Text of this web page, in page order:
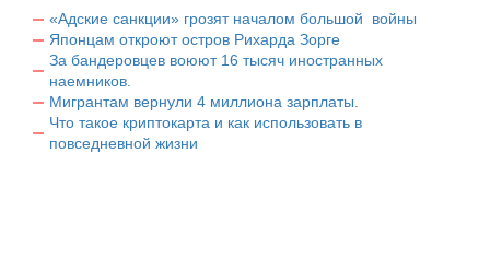
«Адские санкции» грозят началом большой войны
Японцам откроют остров Рихарда Зорге
За бандеровцев воюют 16 тысяч иностранных
наемников.
Мигрантам вернули 4 миллиона зарплаты.
Что такое криптокарта и как использовать в
повседневной жизни